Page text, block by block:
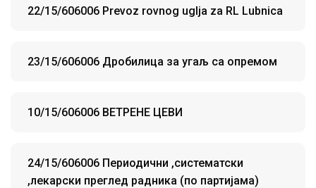
22/15/606006 Prevoz rovnog uglja za RL Lubnica
23/15/606006 Дробилица за угаљ са опремом
10/15/606006 ВЕТРЕНЕ ЦЕВИ
24/15/606006 Периодични ,систематски
,лекарски преглед радника (по партијама)